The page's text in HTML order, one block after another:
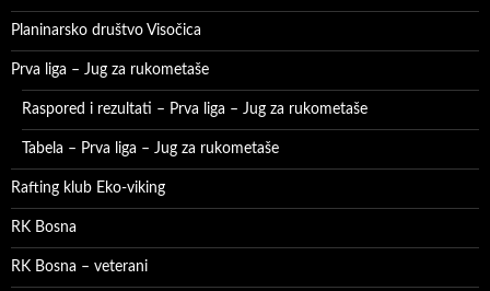
Planinarsko društvo Visočica
Prva liga – Jug za rukometaše
Raspored i rezultati – Prva liga – Jug za rukometaše
Tabela – Prva liga – Jug za rukometaše
Rafting klub Eko-viking
RK Bosna
RK Bosna – veterani